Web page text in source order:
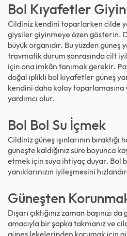
Bol Kıyafetler Giyin
Cildiniz kendini toparlarken cilde
giysiler giyinmeye özen gösterin.
büyük organıdır. Bu yüzden güneş
travmatik durum sonrasında cilt
için ona imkân tanımak gerekir.
doğal iplikli bol kıyafetler güneş
kendini daha kolay toparlamasına
yardımcı olur.
Bol Bol Su İçmek
Cildiniz güneş ışınlarının bıraktığı
güneşte kaldığınız süre boyunca
etmek için suya ihtiyaç duyar. Bol
yanıklarınızın iyileşmesini
Güneşten
Dışarı çıktığınız zaman başınızı
amacıyla bir şapka takmanız ve
güneş lekelerinden korumak için